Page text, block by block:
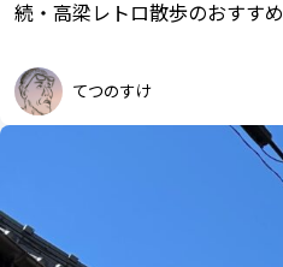
続・高梁レトロ散歩のおすすめ
てつのすけ